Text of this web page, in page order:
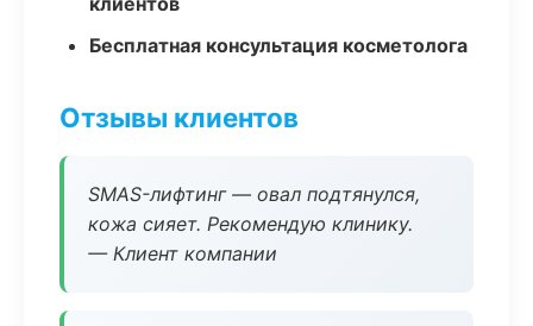
Бесплатная консультация косметолога
Отзывы клиентов
SMAS-лифтинг — овал подтянулся,
кожа сияет. Рекомендую клинику.
— Клиент компании